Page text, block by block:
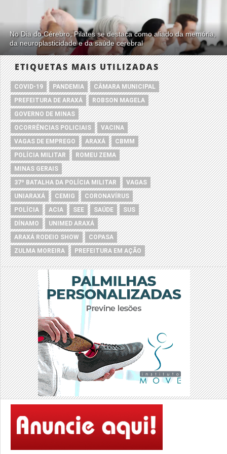
No Dia do Cérebro, Pilates se destaca como aliado da memória,
da neuroplasticidade e da saúde cerebral
ETIQUETAS MAIS UTILIZADAS
COVID-19 PANDEMIA
CÂMARA MUNICIPAL
PREFEITURA DE ARAXÁ
ROBSON MAGELA
GOVERNO DE MINAS
OCORRÊNCIAS POLICIAIS
VACINA
VAGAS DE EMPREGO
ARAXÁ
CBMM
POLÍCIA MILITAR
ROMEU ZEMA
MINAS GERAIS
37º BATALHA DA POLÍCIA MILITAR
VAGAS
UNIARAXÁ
CEMIG
CORONAVÍRUS
POLÍCIA
ACIA SEE SAÚDE
SUS
DÍNAMO
UNIMED ARAXÁ
ARAXÁ RODEIO SHOW
COPASA
ZULMA MOREIRA
PREFEITURA EM AÇÃO